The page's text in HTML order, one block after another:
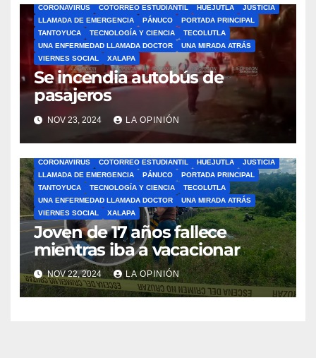
CORONAVIRUS
COTORREO ESTUDIANTIL HUEJUTLA
JUSTICIA
LLAMADA DE EMERGENCIA
PÁNUCO
PORTADA PRINCIPAL
TANTOYUCA
TECNOLOGÍA Y CIENCIA
TECOLUTLA
UNA ENFERMEDAD LLAMADA DOCTOR
UNA MIRADA ATRÁS
VIERNES SOCIAL
XALAPA
Se incendia autobús de
pasajeros
NOV 23, 2024 LA OPINIÓN
CORONAVIRUS
COTORREO ESTUDIANTIL HUEJUTLA
JUSTICIA
LLAMADA DE EMERGENCIA
PÁNUCO
PORTADA PRINCIPAL
TANTOYUCA
TECNOLOGÍA Y CIENCIA
TECOLUTLA
UNA ENFERMEDAD LLAMADA DOCTOR
UNA MIRADA ATRÁS
VIERNES SOCIAL
XALAPA
Joven de 17 años fallece
mientras iba a vacacionar
NOV 22, 2024 LA OPINIÓN